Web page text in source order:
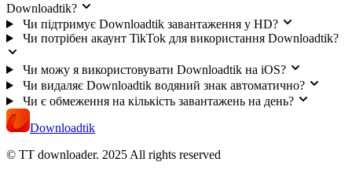
Downloadtik?
Чи підтримує Downloadtik завантаження у HD?
Чи потрібен акаунт TikTok для використання Downloadtik?
Чи можу я використовувати Downloadtik на iOS?
Чи видаляє Downloadtik водяний знак автоматично?
Чи є обмеження на кількість завантажень на день?
Downloadtik
© TT downloader. 2025 All rights reserved